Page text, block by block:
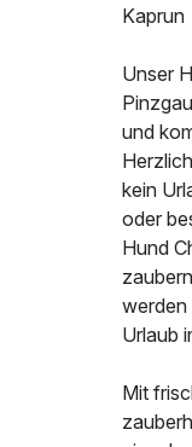
Kaprun
Unser
und
kein
oder
Hund
werden
Urlaub
Mit